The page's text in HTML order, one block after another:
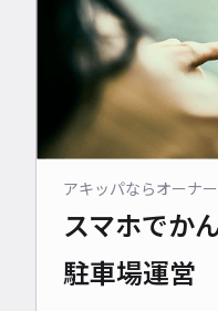
アキッパならオーナ
スマホでか
駐車場運営